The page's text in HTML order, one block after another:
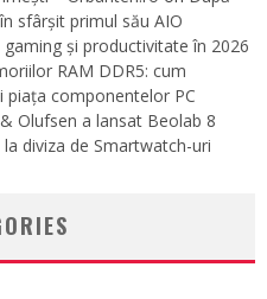
sfârșit primul său AIO
și productivitate în 2026
RAM DDR5: cum
piața componentelor PC
Olufsen a lansat Beolab 8
diviza de Smartwatch-uri